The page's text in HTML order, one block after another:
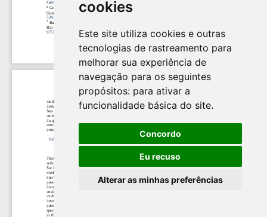
cookies
Este site utiliza cookies e outras
tecnologias de rastreamento para
melhorar sua experiência de
navegação para os seguintes
propósitos: para ativar a
funcionalidade básica do site.
Concordo
Eu recuso
Alterar as minhas preferências